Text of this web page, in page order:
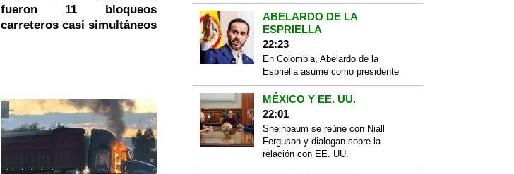
fueron 11 bloqueos
carreteros casi simultáneos
ABELARDO DE LA
ESPRIELLA
22:23
En Colombia, Abelardo de la
Espriella asume como presidente
MÉXICO Y EE. UU.
22:01
Sheinbaum se reúne con Niall
Ferguson y dialogan sobre la
relación con EE. UU.